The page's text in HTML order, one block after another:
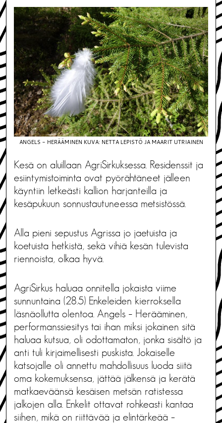
ANGELS - HERÄÄMINEN KUVA: NETTA LEPISTÖ JA MAARIT UTRIAINEN
Kesä on aluillaan AgriSirkuksessa. Residenssit ja
esiintymistoiminta ovat pyörähtäneet jälleen
käyntiin letkeästi kallion harjanteilla ja
kesäpukuun sonnustautuneessa metsistössä.
Alla pieni sepustus Agrissa jo jaetuista ja
koetuista hetkistä, sekä vihiä kesän tulevista
riennoista, olkaa hyvä.
AgriSirkus haluaa onnitella jokaista viime
sunnuntaina (28.5) Enkeleiden kierroksella
läsnäollutta olentoa. Angels – Herääminen,
performanssiesitys tai ihan miksi jokainen sitä
haluaa kutsua, oli odottamaton, jonka sisältö ja
anti tuli kirjaimellisesti puskista. Jokaiselle
katsojalle oli annettu mahdollisuus luoda siitä
oma kokemuksensa, jättää jälkensä ja kerätä
matkaeväänsä kesäisen metsän ratistessa
jalkojen alla. Enkelit ottavat rohkeasti kantaa
siihen, mikä on riittävää ja elintärkeää –